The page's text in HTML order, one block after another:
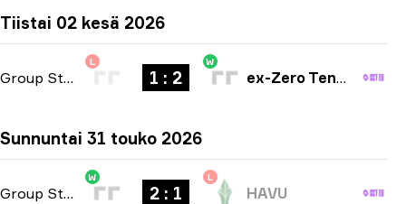
Tiistai 02 kesä 2026
Group Stage
L
1 : 2
W
ex-Zero Tenacity
Sunnuntai 31 touko 2026
Group Stage -bo3
W
2 : 1
L
HAVU